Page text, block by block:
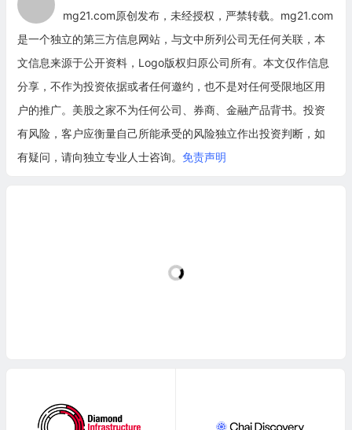
mg21.com原创发布，未经授权，严禁转载。mg21.com
是一个独立的第三方信息网站，与文中所列公司无任何关联，本
文信息来源于公开资料，Logo版权归原公司所有。本文仅作信息
分享，不作为投资依据或者任何邀约，也不是对任何受限地区用
户的推广。美股之家不为任何公司、券商、金融产品背书。投资
有风险，客户应衡量自己所能承受的风险独立作出投资判断，如
有疑问，请向独立专业人士咨询。 免责声明